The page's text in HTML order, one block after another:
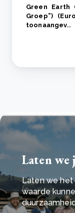
Green Earth
Groep”)
toonaangev..
Laten we
Laten we het
waarde